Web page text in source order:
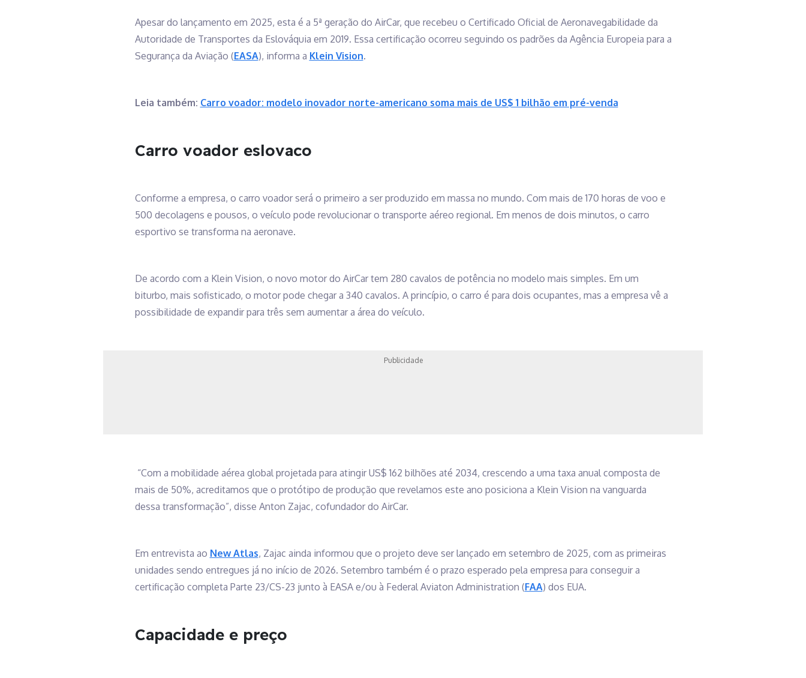
Apesar do lançamento em 2025, esta é a 5ª geração do AirCar, que recebeu o Certificado Oficial de Aeronavegabilidade da
Autoridade de Transportes da Eslováquia em 2019. Essa certificação ocorreu seguindo os padrões da Agência Europeia para a
Segurança da Aviação (EASA), informa a Klein Vision.
Leia também: Carro voador: modelo inovador norte-americano soma mais de US$ 1 bilhão em pré-venda
Carro voador eslovaco
Conforme a empresa, o carro voador será o primeiro a ser produzido em massa no mundo. Com mais de 170 horas de voo e
500 decolagens e pousos, o veículo pode revolucionar o transporte aéreo regional. Em menos de dois minutos, o carro
esportivo se transforma na aeronave.
De acordo com a Klein Vision, o novo motor do AirCar tem 280 cavalos de potência no modelo mais simples. Em um
biturbo, mais sofisticado, o motor pode chegar a 340 cavalos. A princípio, o carro é para dois ocupantes, mas a empresa vê a
possibilidade de expandir para três sem aumentar a área do veículo.
Publicidade
“Com a mobilidade aérea global projetada para atingir US$ 162 bilhões até 2034, crescendo a uma taxa anual composta de
mais de 50%, acreditamos que o protótipo de produção que revelamos este ano posiciona a Klein Vision na vanguarda
dessa transformação”, disse Anton Zajac, cofundador do AirCar.
Em entrevista ao New Atlas, Zajac ainda informou que o projeto deve ser lançado em setembro de 2025, com as primeiras
unidades sendo entregues já no início de 2026. Setembro também é o prazo esperado pela empresa para conseguir a
certificação completa Parte 23/CS-23 junto à EASA e/ou à Federal Aviaton Administration (FAA) dos EUA.
Capacidade e preço